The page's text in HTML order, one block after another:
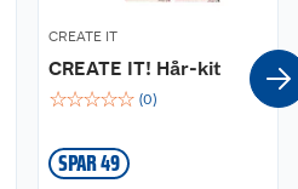
CREATE IT
CREATE IT! Hår-kit
☆☆☆☆☆ (0)
SPAR 49